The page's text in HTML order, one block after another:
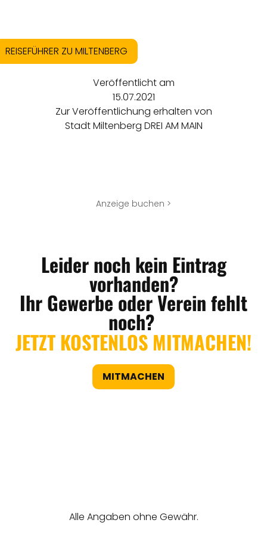
REISEFÜHRER ZU MILTENBERG
Veröffentlicht am
15.07.2021
Zur Veröffentlichung erhalten von
Stadt Miltenberg DREI AM MAIN
Anzeige buchen >
Leider noch kein Eintrag
vorhanden?
Ihr Gewerbe oder Verein fehlt
noch?
JETZT KOSTENLOS MITMACHEN!
MITMACHEN